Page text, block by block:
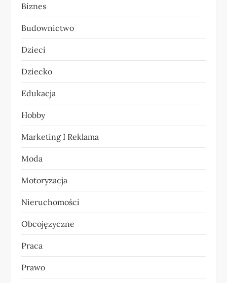
c
j
a
w
p
i
s
u
Biznes
Budownictwo
Dzieci
Dziecko
Edukacja
Hobby
Marketing I Reklama
Moda
Motoryzacja
Nieruchomości
Obcojęzyczne
Praca
Prawo